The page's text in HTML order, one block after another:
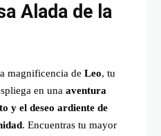
Alada de la
magnificencia de Leo, tu
en una aventura
y el deseo ardiente de
. Encuentras tu mayor